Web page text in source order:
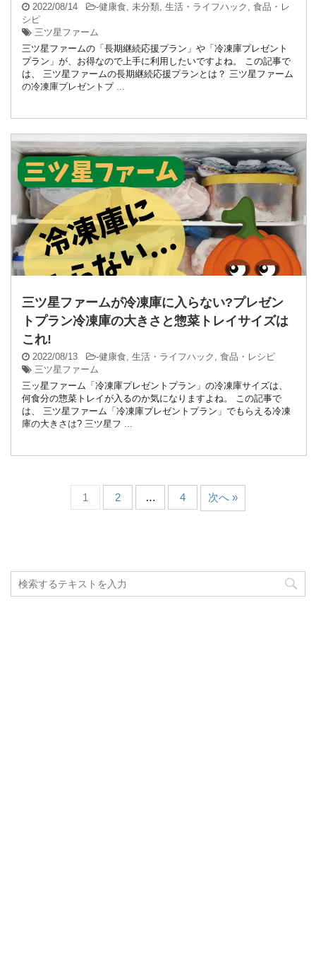
2022/08/14 -健康食 未分類 生活・ライフハック
食品・レ
シピ
三ツ星ファーム
三ツ星ファームの「長期継続応援プラン」や「冷凍庫プレゼント
プラン」が、お得なので上手に利用したいですよね。 この記事で
は、 三ツ星ファームの長期継続応援プランとは？ 三ツ星ファーム
の冷凍庫プレゼントプ ...
三ツ星ファームが冷凍庫に入らない?プレゼン
トプラン冷凍庫の大きさと惣菜トレイサイズは
これ!
2022/08/13 -健康食 生活・ライフハック
食品・レシピ
三ツ星ファーム
三ッ星ファーム「冷凍庫プレゼントプラン」の冷凍庫サイズは、
何食分の惣菜トレイが入るのか気になりますよね。 この記事で
は、 三ツ星ファーム「冷凍庫プレゼントプラン」でもらえる冷凍
庫の大きさは? 三ツ星フ ...
1 2 … 4 次へ »